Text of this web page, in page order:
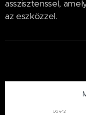
asszisztenssel,
az eszközzel.